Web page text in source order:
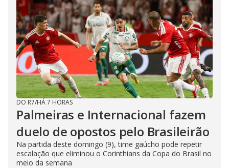
DO R7/HÁ 7 HORAS
Palmeiras e Internacional fazem
duelo de opostos pelo Brasileirão
Na partida deste domingo (9), time gaúcho pode repetir
escalação que eliminou o Corinthians da Copa do Brasil no
meio da semana